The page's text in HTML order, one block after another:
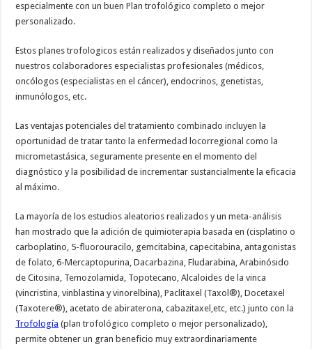
especialmente con un buen Plan trofológico completo o mejor
personalizado.
Estos planes trofologicos están realizados y diseñados junto con
nuestros colaboradores especialistas profesionales (médicos,
oncólogos (especialistas en el cáncer), endocrinos, genetistas,
inmunólogos, etc.
Las ventajas potenciales del tratamiento combinado incluyen la
oportunidad de tratar tanto la enfermedad locorregional como la
micrometastásica, seguramente presente en el momento del
diagnóstico y la posibilidad de incrementar sustancialmente la eficacia
al máximo.
La mayoría de los estudios aleatorios realizados y un meta-análisis
han mostrado que la adición de quimioterapia basada en (cisplatino o
carboplatino, 5-fluorouracilo, gemcitabina, capecitabina, antagonistas
de folato, 6-Mercaptopurina, Dacarbazina, Fludarabina, Arabinósido
de Citosina, Temozolamida, Topotecano, Alcaloides de la vinca
(vincristina, vinblastina y vinorelbina), Paclitaxel (Taxol®), Docetaxel
(Taxotere®), acetato de abiraterona, cabazitaxel,etc, etc.) junto con la
Trofología (plan trofológico completo o mejor personalizado),
permite obtener un gran beneficio muy extraordinariamente